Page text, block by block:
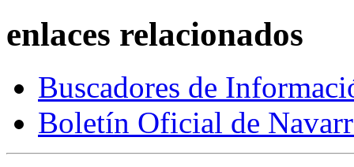
enlaces relacionados
Buscadores de
Boletín Oficial de